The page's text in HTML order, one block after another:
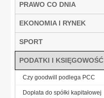
PRAWO CO DNIA
EKONOMIA I RYNEK
SPORT
PODATKI I KSIĘGOWOŚĆ
Czy goodwill podlega PCC
Dopłata do spółki kapitałowej